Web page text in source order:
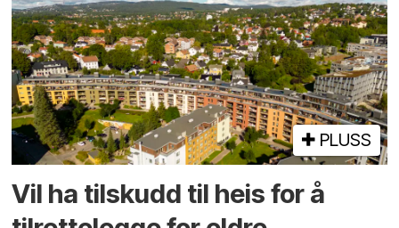
PLUSS
Vil ha tilskudd til heis for å